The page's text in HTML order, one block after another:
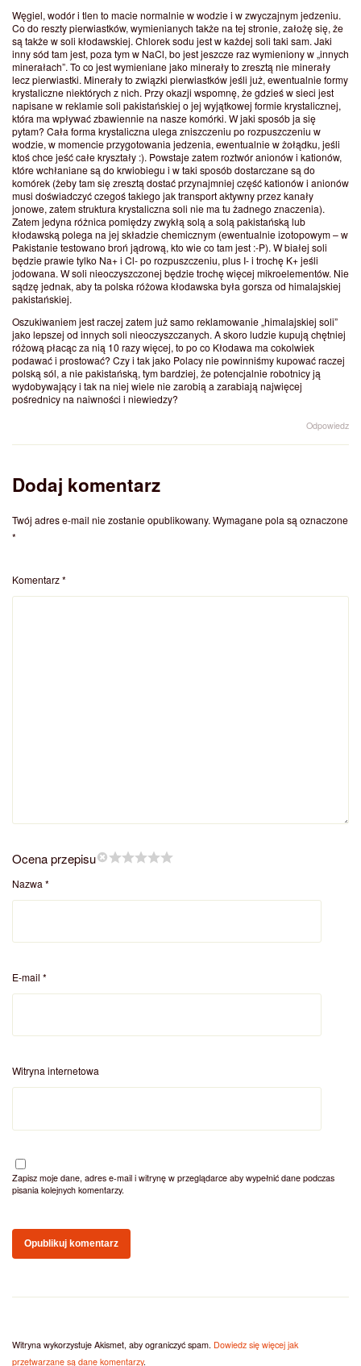
Węgiel, wodór i tlen to macie normalnie w wodzie i w zwyczajnym jedzeniu.
Co do reszty pierwiastków, wymienianych także na tej stronie, założę się, że
są także w soli kłodawskiej. Chlorek sodu jest w każdej soli taki sam. Jaki
inny sód tam jest, poza tym w NaCl, bo jest jeszcze raz wymieniony w „innych
minerałach”. To co jest wymieniane jako minerały to zresztą nie minerały
lecz pierwiastki. Minerały to związki pierwiastków jeśli już, ewentualnie formy
krystaliczne niektórych z nich. Przy okazji wspomnę, że gdzieś w sieci jest
napisane w reklamie soli pakistańskiej o jej wyjątkowej formie krystalicznej,
która ma wpływać zbawiennie na nasze komórki. W jaki sposób ja się
pytam? Cała forma krystaliczna ulega zniszczeniu po rozpuszczeniu w
wodzie, w momencie przygotowania jedzenia, ewentualnie w żołądku, jeśli
ktoś chce jeść całe kryształy :). Powstaje zatem roztwór anionów i kationów,
które wchłaniane są do krwiobiegu i w taki sposób dostarczane są do
komórek (żeby tam się zresztą dostać przynajmniej część kationów i anionów
musi doświadczyć czegoś takiego jak transport aktywny przez kanały
jonowe, zatem struktura krystaliczna soli nie ma tu żadnego znaczenia).
Zatem jedyna różnica pomiędzy zwykłą solą a solą pakistańską lub
kłodawską polega na jej składzie chemicznym (ewentualnie izotopowym – w
Pakistanie testowano broń jądrową, kto wie co tam jest :-P). W białej soli
będzie prawie tylko Na+ i Cl- po rozpuszczeniu, plus I- i trochę K+ jeśli
jodowana. W soli nieoczyszczonej będzie trochę więcej mikroelementów. Nie
sądzę jednak, aby ta polska różowa kłodawska była gorsza od himalajskiej
pakistańskiej.
Oszukiwaniem jest raczej zatem już samo reklamowanie „himalajskiej soli”
jako lepszej od innych soli nieoczyszczanych. A skoro ludzie kupują chętniej
różową płacąc za nią 10 razy więcej, to po co Kłodawa ma cokolwiek
podawać i prostować? Czy i tak jako Polacy nie powinniśmy kupować raczej
polską sól, a nie pakistańską, tym bardziej, że potencjalnie robotnicy ją
wydobywający i tak na niej wiele nie zarobią a zarabiają najwięcej
pośrednicy na naiwności i niewiedzy?
Odpowiedz
Dodaj komentarz
Twój adres e-mail nie zostanie opublikowany. Wymagane pola są oznaczone
*
Komentarz*
Ocena przepisu
Nazwa *
E-mail *
Witryna internetowa
Zapisz moje dane, adres e-mail i witrynę w przeglądarce aby wypełnić dane podczas
pisania kolejnych komentarzy.
Witryna wykorzystuje Akismet, aby ograniczyć spam. Dowiedz się więcej jak
przetwarzane są dane komentarzy.